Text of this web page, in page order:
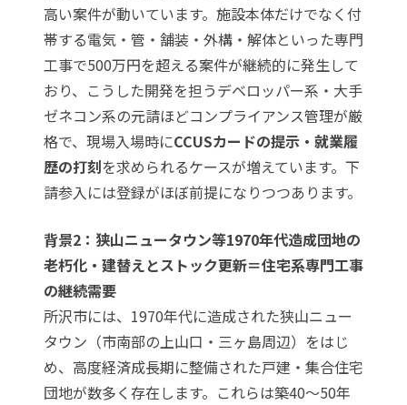
高い案件が動いています。施設本体だけでなく付
帯する電気・管・舗装・外構・解体といった専門
工事で500万円を超える案件が継続的に発生して
おり、こうした開発を担うデベロッパー系・大手
ゼネコン系の元請ほどコンプライアンス管理が厳
格で、現場入場時にCCUSカードの提示・就業履
歴の打刻を求められるケースが増えています。下
請参入には登録がほぼ前提になりつつあります。
背景2：狭山ニュータウン等1970年代造成団地の
老朽化・建替えとストック更新＝住宅系専門工事
の継続需要
所沢市には、1970年代に造成された狭山ニュー
タウン（市南部の上山口・三ヶ島周辺）をはじ
め、高度経済成長期に整備された戸建・集合住宅
団地が数多く存在します。これらは築40〜50年